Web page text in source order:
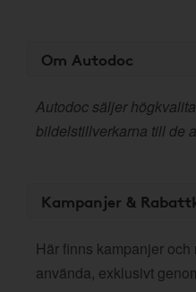
Om Autodoc
Autodoc säljer
bildelstillverkarna till de
Kampanjer &
Här finns kampanjer
använda, exklusivt